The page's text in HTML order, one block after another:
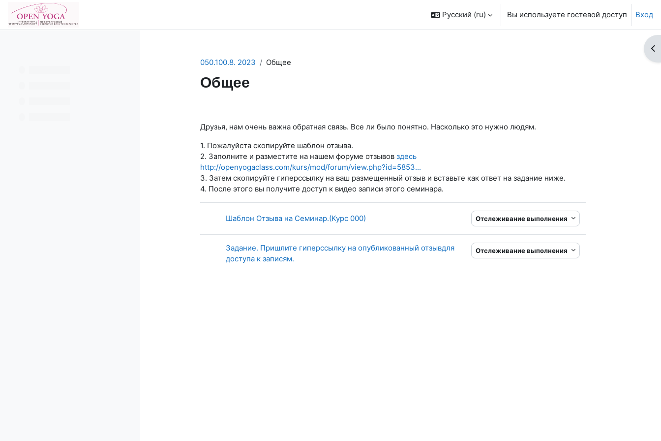
Перейти к основному содержанию
Русский ‎(ru)‎ Вы используете гостевой доступ Вход
050.100.8. 2023
Общее
Общее
Друзья, нам очень важна обратная связь. Все ли было понятно. Насколько это нужно людям.
1. Пожалуйста скопируйте шаблон отзыва.
2. Заполните и разместите на нашем форуме отзывов здесь
http://openyogaclass.com/kurs/mod/forum/view.php?id=5853...
3. Затем скопируйте гиперссылку на ваш размещенный отзыв и вставьте как ответ на задание ниже.
4. После этого вы получите доступ к видео записи этого семинара.
Шаблон Отзыва на Семинар.(Курс 000)Гиперссылка Отслеживание выполнения
Задание. Пришлите гиперссылку на опубликованный отзывдля
доступа к записям.
Отслеживание выполнения